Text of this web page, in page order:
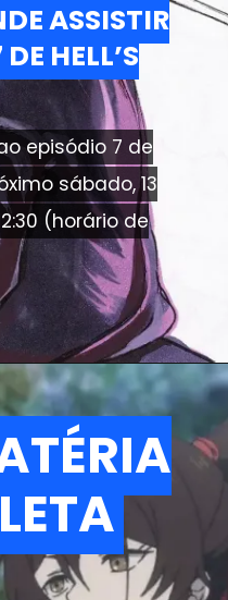
ASSISTIR
HELL’S
ASSISTIR
HELL’S
episódio 7 de
sábado, 13
(horário de
episódio 7 de
sábado, 13
(horário de